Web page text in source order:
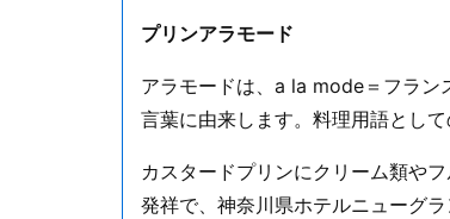
プリンアラモード
アラモードは、a la mode＝フラン
言葉に由来します。料理用語とし
カスタードプリンにクリーム類や
発祥で、神奈川県ホテルニューグ